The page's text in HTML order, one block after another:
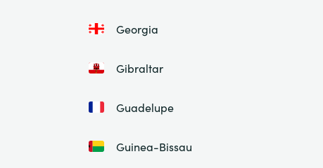
Georgia
Gibraltar
Guadelupe
Guinea-Bissau